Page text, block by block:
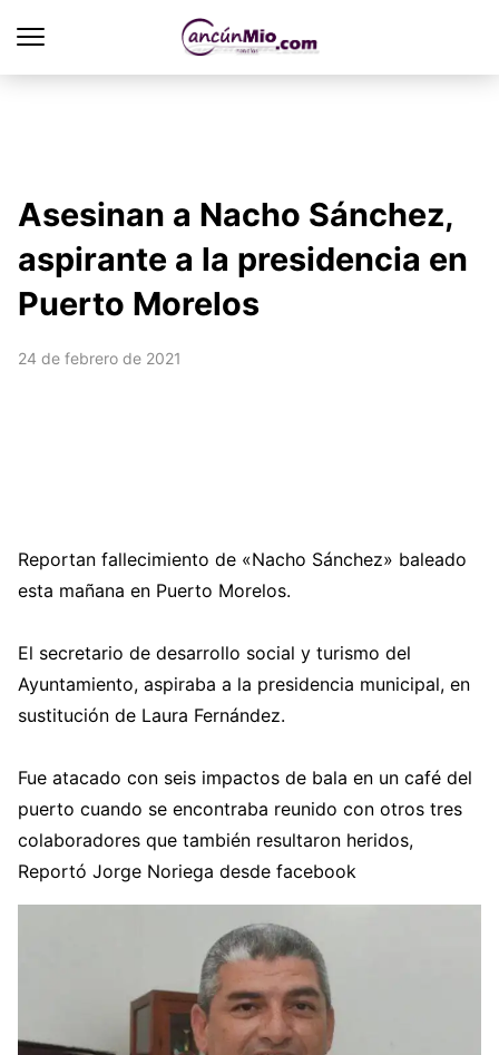
Asesinan a Nacho Sánchez,
aspirante a la presidencia en
Puerto Morelos
24 de febrero de 2021
Reportan fallecimiento de «Nacho Sánchez» baleado
esta mañana en Puerto Morelos.
El secretario de desarrollo social y turismo del
Ayuntamiento, aspiraba a la presidencia municipal, en
sustitución de Laura Fernández.
Fue atacado con seis impactos de bala en un café del
puerto cuando se encontraba reunido con otros tres
colaboradores que también resultaron heridos,
Reportó Jorge Noriega desde facebook